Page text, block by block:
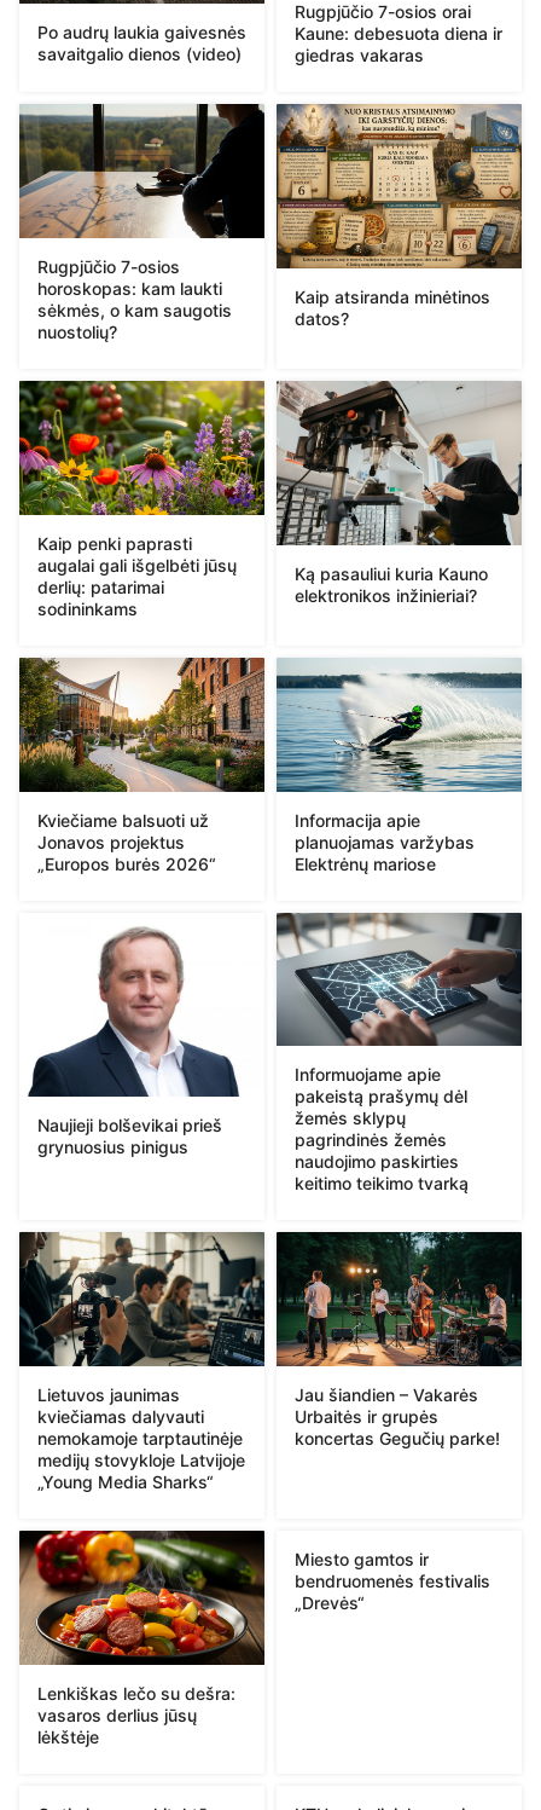
Po audrų laukia gaivesnės
savaitgalio dienos (video)
Rugpjūčio 7-osios orai
Kaune: debesuota diena ir
giedras vakaras
Rugpjūčio 7-osios
horoskopas: kam laukti
sėkmės, o kam saugotis
nuostolių?
Kaip atsiranda minėtinos
datos?
Kaip penki paprasti
augalai gali išgelbėti jūsų
derlių: patarimai
sodininkams
Ką pasauliui kuria Kauno
elektronikos inžinieriai?
Kviečiame balsuoti už
Jonavos projektus
„Europos burės 2026“
Informacija apie
planuojamas varžybas
Elektrėnų mariose
Naujieji bolševikai prieš
grynuosius pinigus
Informuojame apie
pakeistą prašymų dėl
žemės sklypų
pagrindinės žemės
naudojimo paskirties
keitimo teikimo tvarką
Lietuvos jaunimas
kviečiamas dalyvauti
nemokamoje tarptautinėje
medijų stovykloje Latvijoje
„Young Media Sharks“
Jau šiandien – Vakarės
Urbaitės ir grupės
koncertas Gegučių parke!
Lenkiškas lečo su dešra:
vasaros derlius jūsų
lėkštėje
Miesto gamtos ir
bendruomenės festivalis
„Drevės“